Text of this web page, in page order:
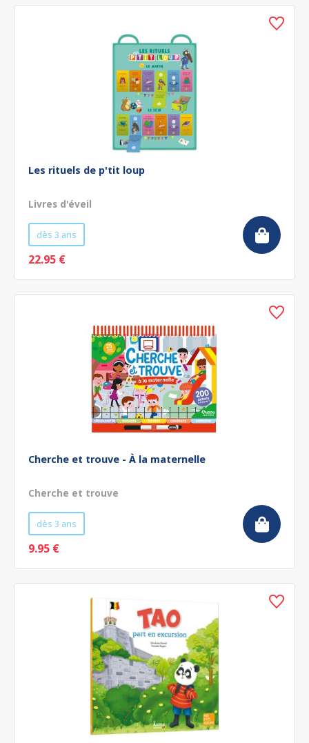
Les rituels de p'tit loup
Livres d'éveil
dès 3 ans
22.95 €
Cherche et trouve - À la maternelle
Cherche et trouve
dès 3 ans
9.95 €